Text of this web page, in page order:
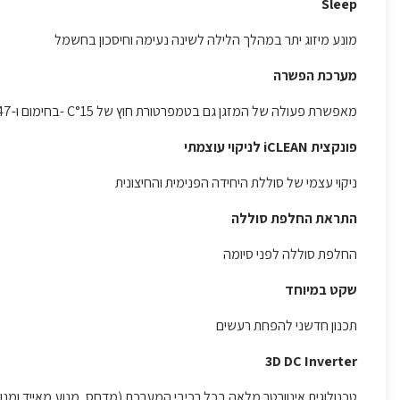
Sleep
מונע מיזוג יתר במהלך הלילה לשינה נעימה וחיסכון בחשמל
מערכת הפשרה
מאפשרת פעולה של המזגן גם בטמפרטורת חוץ של C°15 -בחימום ו-C°47 בקירור
פונקצית iCLEAN לניקוי עוצמתי
ניקוי עצמי של סוללת היחידה הפנימית והחיצונית
התראת החלפת סוללה
החלפת סוללה לפני סיומה
שקט במיוחד
תכנון חדשני להפחת רעשים
3D DC Inverter